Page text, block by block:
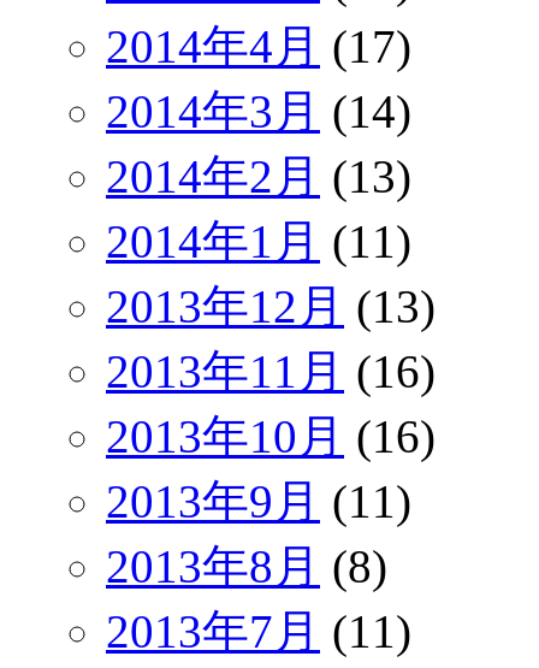
2014年4月 (17)
2014年3月 (14)
2014年2月 (13)
2014年1月 (11)
2013年12月 (13)
2013年11月 (16)
2013年10月 (16)
2013年9月 (11)
2013年8月 (8)
2013年7月 (11)